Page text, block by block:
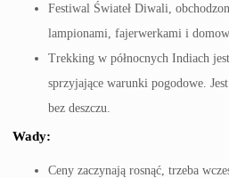
Festiwal Świateł Diwali,
lampionami, fajerwerkami i
Trekking w północnych Indiach
sprzyjające warunki pogodowe.
bez deszczu.
Wady:
Ceny zaczynają rosnąć, trzeba